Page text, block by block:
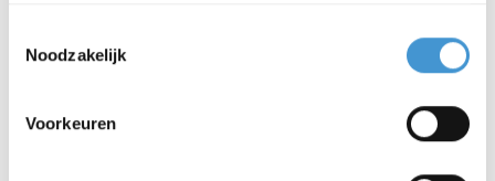
Noodzakelijk
Voorkeuren
contact op met uw eigen contactpersoon
van Flynth.